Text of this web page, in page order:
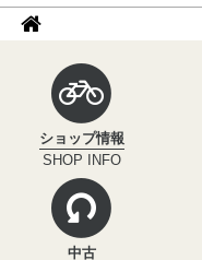
パ
ナ
ク
ル
イ
ン
フ
ィ
ニ
ショップ情報
SHOP INFO
中古